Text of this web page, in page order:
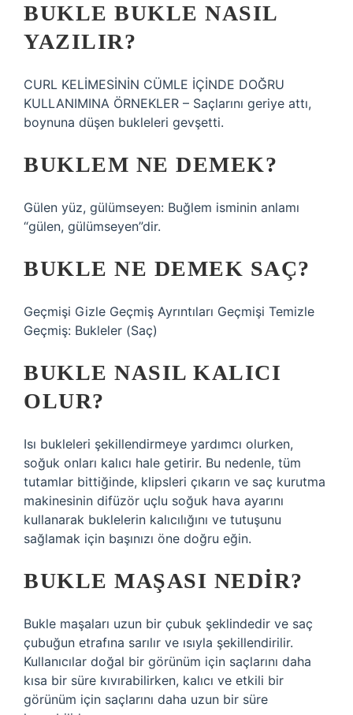
BUKLE BUKLE NASIL
YAZILIR?
CURL KELİMESİNİN CÜMLE İÇİNDE DOĞRU
KULLANIMINA ÖRNEKLER – Saçlarını geriye attı,
boynuna düşen bukleleri gevşetti.
BUKLEM NE DEMEK?
Gülen yüz, gülümseyen: Buğlem isminin anlamı
“gülen, gülümseyen”dir.
BUKLE NE DEMEK SAÇ?
Geçmişi Gizle Geçmiş Ayrıntıları Geçmişi Temizle
Geçmiş: Bukleler (Saç)
BUKLE NASIL KALICI
OLUR?
Isı bukleleri şekillendirmeye yardımcı olurken,
soğuk onları kalıcı hale getirir. Bu nedenle, tüm
tutamlar bittiğinde, klipsleri çıkarın ve saç kurutma
makinesinin difüzör uçlu soğuk hava ayarını
kullanarak buklelerin kalıcılığını ve tutuşunu
sağlamak için başınızı öne doğru eğin.
BUKLE MAŞASI NEDIR?
Bukle maşaları uzun bir çubuk şeklindedir ve saç
çubuğun etrafına sarılır ve ısıyla şekillendirilir.
Kullanıcılar doğal bir görünüm için saçlarını daha
kısa bir süre kıvırabilirken, kalıcı ve etkili bir
görünüm için saçlarını daha uzun bir süre